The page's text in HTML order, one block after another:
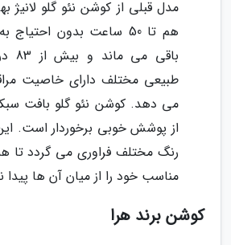
مدل قبلی از کوشن نئو گلو لانیژ
هم تا 50 ساعت بدون
طبیعی مختلف دارای خاصیت
می دهد. کوشن نئو گلو بافت
رنگ مختلف فراوری می گردد تا
مناسب خود را از میان آن ها پیدا
کوشن برند هرا